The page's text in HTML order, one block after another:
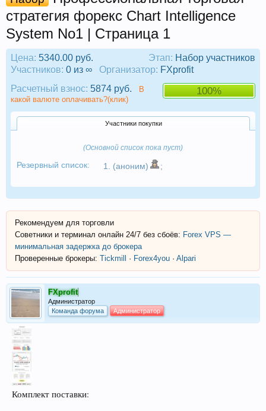
стратегия форекс Chart Intelligence
System No1 | Страница 1
Этап: Набор участников
Цена: 5340.00 руб.
Участников: 0 из ∞ Организатор: FXprofit
100%
Расчетный взнос: 5874 руб.
В
какой валюте оплачивать?(клик)
Участники покупки
(Основной список пока пуст)
Резервный список: 1. (аноним) ;
Рекомендуем для торговли
Советники и терминал онлайн 24/7 без сбоёв: Forex VPS —
минимальная задержка до брокера
Проверенные брокеры: Tickmill · Forex4you · Alpari
FXprofit
Администратор
Команда форума
Администратор
Комплект поставки: